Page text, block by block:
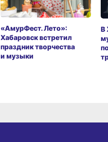
«АмурФест. Лето»:
Хабаровск встретил
праздник творчества
и музыки
В